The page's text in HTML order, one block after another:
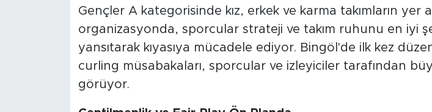
Gençler A kategorisinde kız, erkek ve karma takımların yer
organizasyonda, sporcular strateji ve takım ruhunu en iyi
yansıtarak kıyasıya mücadele ediyor. Bingöl'de ilk kez
curling müsabakaları, sporcular ve izleyiciler tarafından
görüyor.